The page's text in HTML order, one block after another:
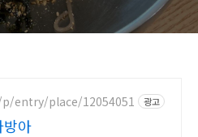
entry/place/12054051 광고
아